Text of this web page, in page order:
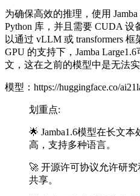
为确保高效的推理，使用
Python 库，并且需要 CUDA
以通过 vLLM 或 transformers
GPU 的支持下，Jamba
文，这在之前的模型中是无法实
模型：https://huggingface.co/
划重点:
🌟 Jamba1.6模型在长文
高，支持多种语言。
🚀 开源许可协议允许研
共享。